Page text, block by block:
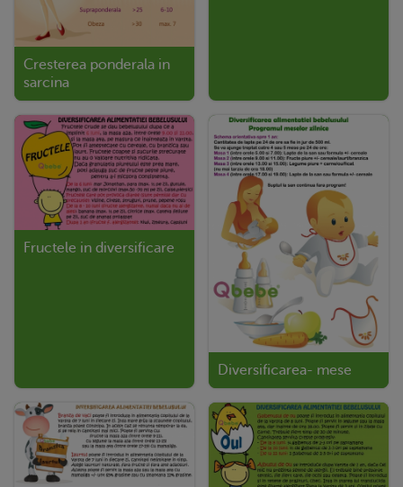
Cresterea ponderala in
sarcina
Fructele in diversificare
Diversificarea- mese